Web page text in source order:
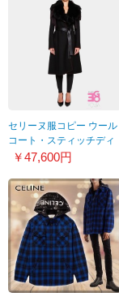
セリーヌ服コピー ウール
コート・スティッチディ
テール 28T984324 38NO
￥47,600円